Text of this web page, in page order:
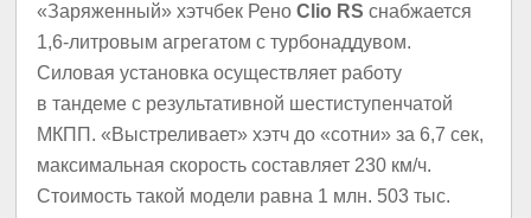
«Заряженный» хэтчбек РеноClio RS снабжается
1,6-литровым агрегатом с турбонаддувом.
Силовая установка осуществляет работу
в тандеме с результативной шестиступенчатой
МКПП. «Выстреливает» хэтч до «сотни» за 6,7 сек,
максимальная скорость составляет 230 км/ч.
Стоимость такой модели равна 1 млн. 503 тыс.